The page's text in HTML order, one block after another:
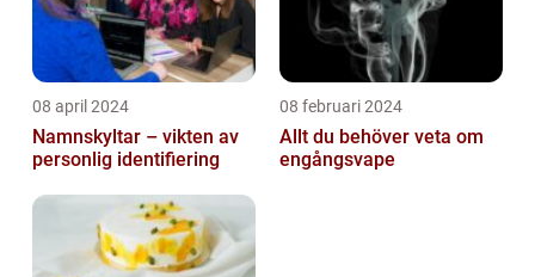
08 april 2024
Namnskyltar – vikten av
personlig identifiering
08 februari 2024
Allt du behöver veta om
engångsvape